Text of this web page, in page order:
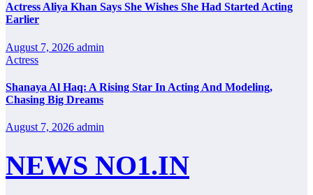
Actress Aliya Khan Says She Wishes She Had Started Acting
Earlier
August 7, 2026 admin
Actress
Shanaya Al Haq: A Rising Star In Acting And Modeling,
Chasing Big Dreams
August 7, 2026 admin
NEWS NO1.IN